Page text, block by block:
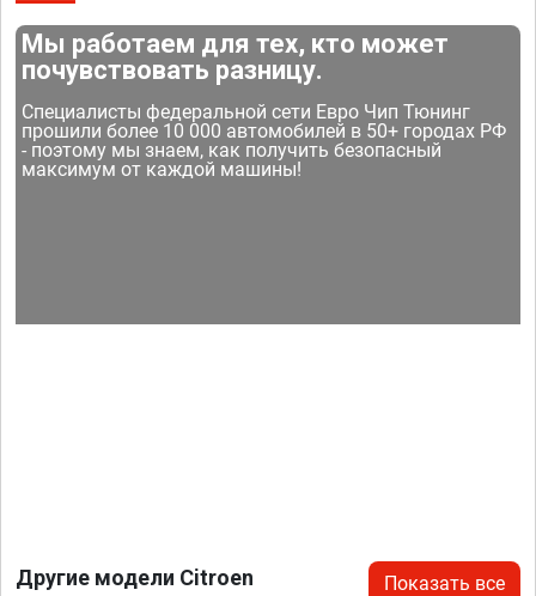
Мы работаем для тех, кто может
почувствовать разницу.
Специалисты федеральной сети Евро Чип Тюнинг
прошили более 10 000 автомобилей в 50+ городах РФ
- поэтому мы знаем, как получить безопасный
максимум от каждой машины!
Другие модели Citroen Показать все